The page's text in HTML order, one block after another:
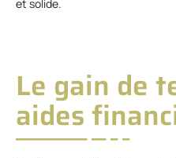
et solide.
Le gain de
aides